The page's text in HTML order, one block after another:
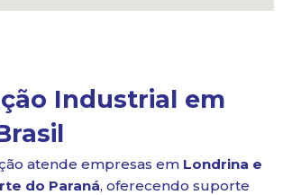
Industrial em
atende empresas em Londrina e
do Paraná, oferecendo suporte